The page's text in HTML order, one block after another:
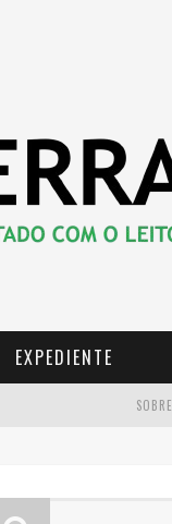
EXPEDIENTE
SOBRE